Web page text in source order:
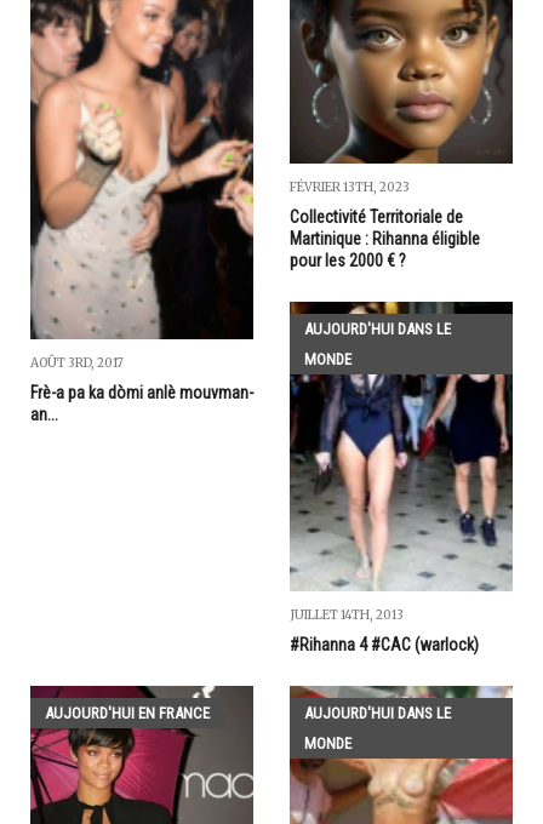
AOÛT 3RD, 2017
Frè-a pa ka dòmi anlè mouvman-
an...
FÉVRIER 13TH, 2023
Collectivité Territoriale de
Martinique : Rihanna éligible
pour les 2000 € ?
AUJOURD'HUI DANS LE
MONDE
JUILLET 14TH, 2013
#Rihanna 4 #CAC (warlock)
AUJOURD'HUI EN FRANCE
AUJOURD'HUI DANS LE
MONDE